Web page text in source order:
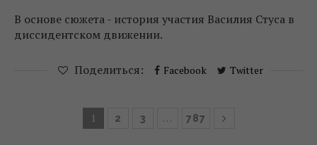
В основе сюжета - история участия Василия Стуса в
диссидентском движении.
Поделиться: Facebook Twitter
1 2 3 … 787